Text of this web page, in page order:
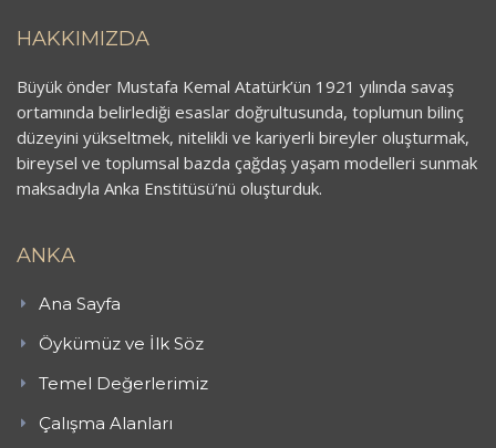
HAKKIMIZDA
Büyük önder Mustafa Kemal Atatürk’ün 1921 yılında savaş
ortamında belirlediği esaslar doğrultusunda, toplumun bilinç
düzeyini yükseltmek, nitelikli ve kariyerli bireyler oluşturmak,
bireysel ve toplumsal bazda çağdaş yaşam modelleri sunmak
maksadıyla Anka Enstitüsü’nü oluşturduk.
ANKA
Ana Sayfa
Öykümüz ve İlk Söz
Temel Değerlerimiz
Çalışma Alanları